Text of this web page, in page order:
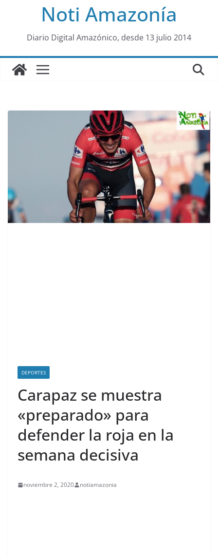
al
Noti Amazonía
Diario Digital Amazónico, desde 13 julio 2014
DEPORTES
Carapaz se muestra
«preparado» para
defender la roja en la
semana decisiva
noviembre 2, 2020 notiamazonia